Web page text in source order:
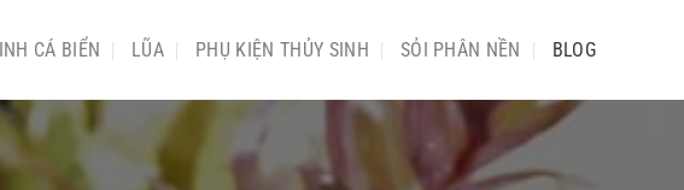
CÁ BIỂN LŨA PHỤ KIỆN THỦY SINH SỎI PHÂN NỀN BLOG